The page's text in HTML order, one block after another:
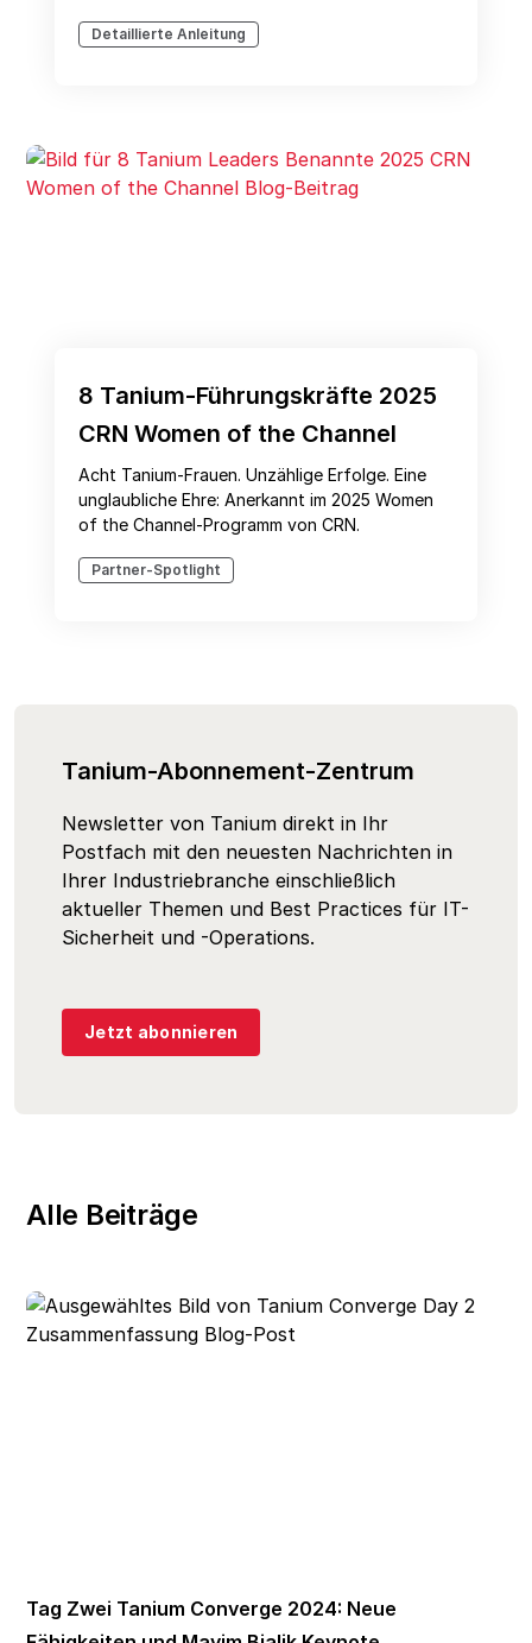
Detaillierte Anleitung
8 Tanium-Führungskräfte 2025
CRN Women of the Channel
Acht Tanium-Frauen. Unzählige Erfolge. Eine
unglaubliche Ehre: Anerkannt im 2025 Women
of the Channel-Programm von CRN.
Partner-Spotlight
Tanium-Abonnement-Zentrum
Newsletter von Tanium direkt in Ihr
Postfach mit den neuesten Nachrichten in
Ihrer Industriebranche einschließlich
aktueller Themen und Best Practices für IT-
Sicherheit und -Operations.
Jetzt abonnieren
Alle Beiträge
Tag Zwei Tanium Converge 2024: Neue